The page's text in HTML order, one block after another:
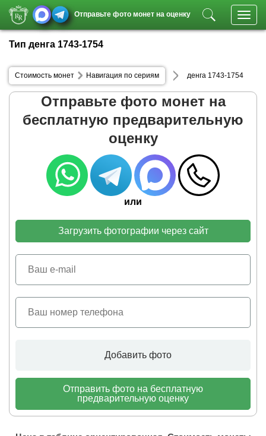
Отправьте фото монет на оценку
Тип денга 1743-1754
Стоимость монет Навигация по сериям денга 1743-1754
Отправьте фото монет на
бесплатную предварительную
оценку
или
Загрузить фотографии через сайт
Добавить фото
Отправить фото на бесплатную
предварительную оценку